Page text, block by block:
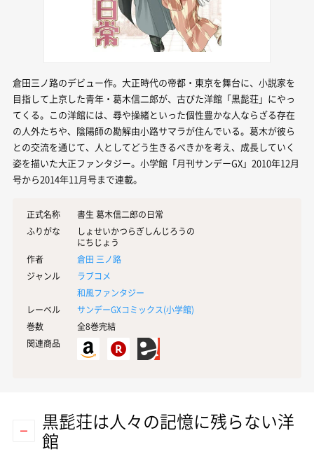
倉田三ノ路のデビュー作。大正時代の帝都・東京を舞台に、小説家を
目指して上京した青年・葛木信二郎が、古びた洋館「黒髭荘」にやっ
てくる。この洋館には、尋や操緒といった個性豊かな人ならざる存在
の人外たちや、陰陽師の勘解由小路サマラが住んでいる。葛木が彼ら
との交流を通じて、人としてどう生きるべきかを考え、成長していく
姿を描いた大正ファンタジー。小学館「月刊サンデーGX」2010年12月
号から2014年11月号まで連載。
正式名称
書生 葛木信二郎の日常
ふりがな
しょせいかつらぎしんじろうの
にちじょう
作者
倉田 三ノ路
ジャンル
ラブコメ
和風ファンタジー
レーベル
サンデーGXコミックス(小学館)
巻数
全8巻完結
関連商品
黒髭荘は人々の記憶に残らない洋
館